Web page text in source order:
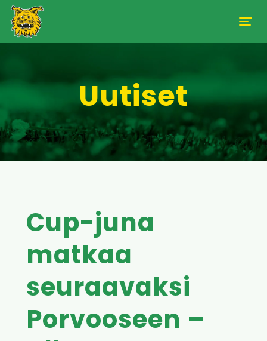
Uutiset
Cup-juna
matkaa
seuraavaksi
Porvooseen –